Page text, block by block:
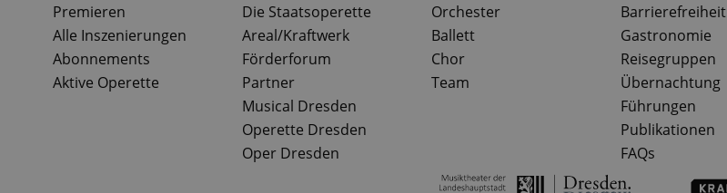
Premieren
Alle Inszenierungen
Abonnements
Aktive Operette
Die Staatsoperette
Areal/Kraftwerk
Förderforum
Partner
Musical Dresden
Operette Dresden
Oper Dresden
Orchester
Ballett
Chor
Team
Barrierefreiheit
Gastronomie
Reisegruppen
Übernachtung
Führungen
Publikationen
FAQs